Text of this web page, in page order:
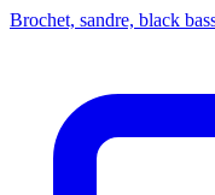
Brochet, sandre, black